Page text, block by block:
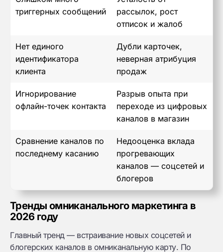
триггерных сообщений
рассылок, рост
отписок и жалоб
Нет единого
идентификатора
клиента
Дубли карточек,
неверная атрибуция
продаж
Игнорирование
офлайн-точек контакта
Разрыв опыта при
переходе из цифровых
каналов в магазин
Сравнение каналов по
последнему касанию
Недооценка вклада
прогревающих
каналов — соцсетей и
блогеров
Тренды омниканального маркетинга в
2026 году
Главный тренд — встраивание новых соцсетей и
блогерских каналов в омниканальную карту. По